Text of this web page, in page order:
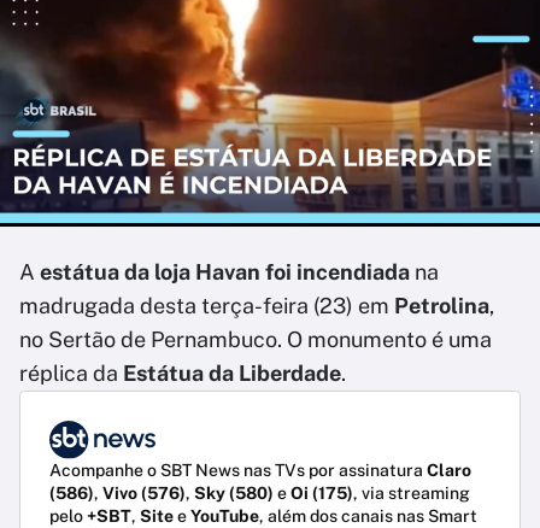
A estátua da loja Havan foi incendiada na
madrugada desta terça-feira (23) em Petrolina,
no Sertão de Pernambuco. O monumento é uma
réplica da Estátua da Liberdade.
Acompanhe o SBT News nas TVs por assinatura Claro
(586), Vivo (576), Sky (580) eOi (175), via streaming
pelo+SBT, SiteeYouTube, além dos canais nas Smart